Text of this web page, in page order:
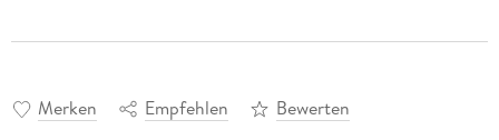
Merken Empfehlen Bewerten